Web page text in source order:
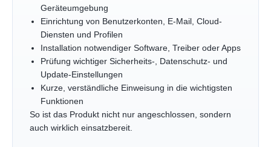
Geräteumgebung
Einrichtung von Benutzerkonten, E-Mail, Cloud-
Diensten und Profilen
Installation notwendiger Software, Treiber oder Apps
Prüfung wichtiger Sicherheits-, Datenschutz- und
Update-Einstellungen
Kurze, verständliche Einweisung in die wichtigsten
Funktionen
So ist das Produkt nicht nur angeschlossen, sondern
auch wirklich einsatzbereit.